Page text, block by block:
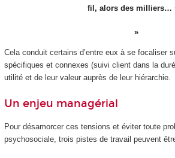
fil, alors des milliers…
Cela conduit certains d’entre eux à se focaliser
spécifiques et connexes (suivi client dans la
utilité et de leur valeur auprès de leur hiérarchie.
Un enjeu managérial
Pour désamorcer ces tensions et éviter toute
psychosociale, trois pistes de travail peuvent